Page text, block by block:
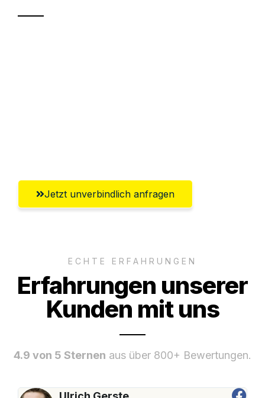
Jetzt unverbindlich anfragen
ECHTE ERFAHRUNGEN
Erfahrungen unserer
Kunden mit uns
4.9 von 5 Sternen aus über 800+ Bewertungen.